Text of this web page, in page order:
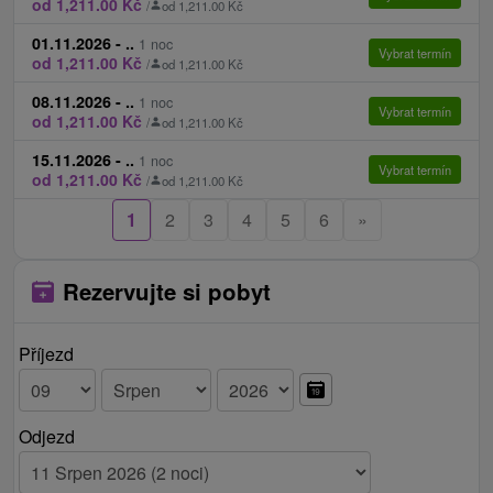
/ od 1,211.00 Kč
01.11.2026 - .. 1 noc
od 1,211.00 Kč / od 1,211.00 Kč
Vybrat termín
08.11.2026 - .. 1 noc
od 1,211.00 Kč / od 1,211.00 Kč
Vybrat termín
15.11.2026 - .. 1 noc
od 1,211.00 Kč / od 1,211.00 Kč
Vybrat termín
1 2 3 4 5 6 »
Rezervujte si pobyt
Příjezd
Odjezd